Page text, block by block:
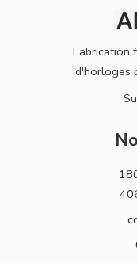
Fabrication
d'horloges